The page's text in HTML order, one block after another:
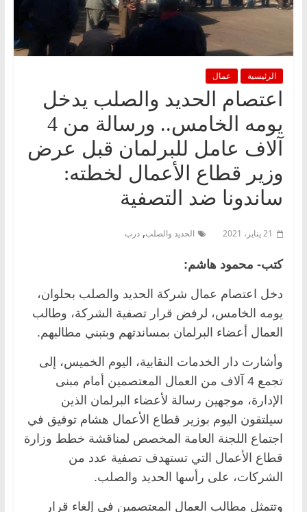
الرئيسية عمال
اعتصام الحديد والصلب يدخل
يومه الخامس.. ورسالة من 4
آلاف عامل للبرلمان قبل عرض
وزير قطاع الأعمال لخطته:
ساندونا ضد التصفية
21 يناير، 2021 الحديد والصلب, درب
كتب- محمود هاشم:
دخل اعتصام عمال شركة الحديد والصلب بحلوان،
يومه الخامس، لرفض قرار تصفية الشركة، وطالب
العمال أعضاء البرلمان بمساندتهم وبتبني مطالبهم.
وأشارت دار الخدمات النقابية، اليوم الخميس، إلى
تجمع 4 آلاف من العمال المعتصمين أمام مبنى
الإدارة، موجهين رسالة لأعضاء البرلمان الذين
سيلتقون اليوم بوزير قطاع الأعمال هشام توفيق في
اجتماع اللجنة العامة المخصص لمناقشة خطط وزارة
قطاع الأعمال التي تستهدف تصفية عدد من
الشركات، على رأسها الحديد والصلب.
وتتمثل مطالب العمال المعتصمين في إلغاء قرار